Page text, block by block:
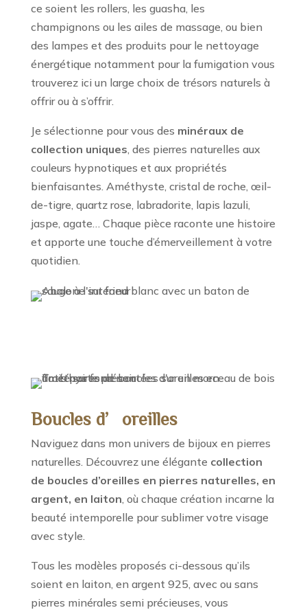
ce soient les rollers, les guasha, les
champignons ou les ailes de massage, ou bien
des lampes et des produits pour le nettoyage
énergétique notamment pour la fumigation vous
trouverez ici un large choix de trésors naturels à
offrir ou à s’offrir.
Je sélectionne pour vous des minéraux de
collection uniques , des pierres naturelles aux
couleurs hypnotiques et aux propriétés
bienfaisantes. Améthyste, cristal de roche, œil-
de-tigre, quartz rose, labradorite, lapis lazuli,
jaspe, agate… Chaque pièce raconte une histoire
et apporte une touche d’émerveillement à votre
quotidien.
Boucles d’oreilles
Naviguez dans mon univers de bijoux en pierres
naturelles. Découvrez une élégante collection
de boucles d’oreilles en pierres naturelles, en
argent, en laiton , où chaque création incarne la
beauté intemporelle pour sublimer votre visage
avec style.
Tous les modèles proposés ci-dessous qu’ils
soient en laiton, en argent 925, avec ou sans
pierres minérales semi précieuses, vous